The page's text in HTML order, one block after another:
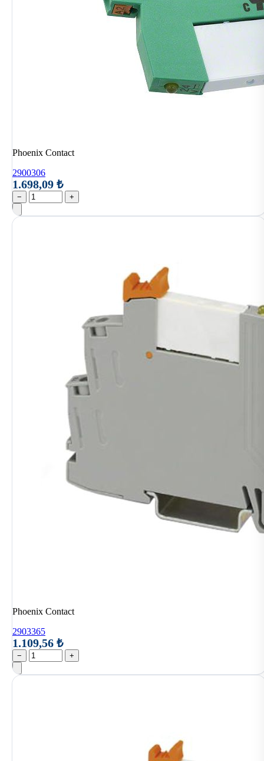
Phoenix Contact
2900306
1.698,09 ₺
− +
Phoenix Contact
2903365
1.109,56 ₺
− +